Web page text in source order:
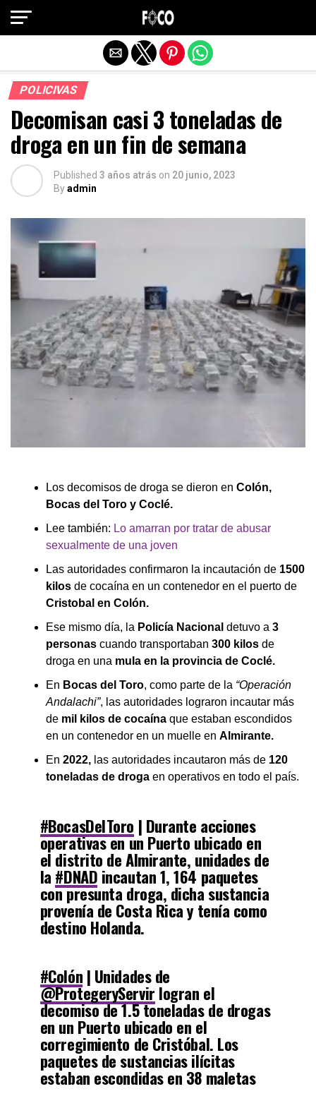
POLICIVAS
Decomisan casi 3 toneladas de
droga en un fin de semana
Published 3 años atrás on 20 junio, 2023
Byadmin
Los decomisos de droga se dieron en Colón,
Bocas del Toro y Coclé.
Lee también: Lo amarran por tratar de abusar
sexualmente de una joven
Las autoridades confirmaron la incautación de 1500
kilos de cocaína en un contenedor en el puerto de
Cristobal en Colón.
Ese mismo día, la Policía Nacional detuvo a 3
personas cuando transportaban 300 kilos de
droga en una mula en la provincia de Coclé.
En Bocas del Toro, como parte de la “Operación
Andalachi”, las autoridades lograron incautar más
de mil kilos de cocaína que estaban escondidos
en un contenedor en un muelle en Almirante.
En 2022, las autoridades incautaron más de 120
toneladas de droga en operativos en todo el país.
#BocasDelToro | Durante acciones
operativas en un Puerto ubicado en
el distrito de Almirante, unidades de
la #DNAD incautan 1, 164 paquetes
con presunta droga, dicha sustancia
provenía de Costa Rica y tenía como
destino Holanda.
— Policía Nacional (@ProtegeryServir)June 19, 2023
#Colón | Unidades de
@ProtegeryServir logran el
decomiso de 1.5 toneladas de drogas
en un Puerto ubicado en el
corregimiento de Cristóbal. Los
paquetes de sustancias ilícitas
estaban escondidas en 38 maletas
Salir de la versión móvil